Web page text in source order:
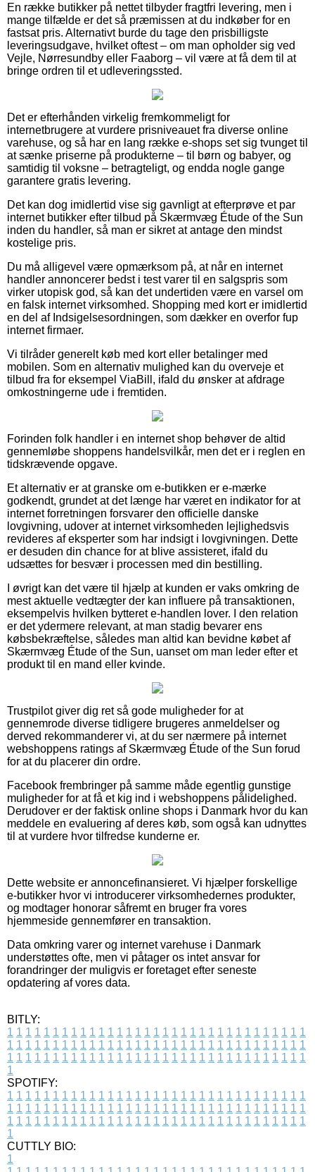
En række butikker på nettet tilbyder fragtfri levering, men i
mange tilfælde er det så præmissen at du indkøber for en
fastsat pris. Alternativt burde du tage den prisbilligste
leveringsudgave, hvilket oftest – om man opholder sig ved
Vejle, Nørresundby eller Faaborg – vil være at få dem til at
bringe ordren til et udleveringssted.
Det er efterhånden virkelig fremkommeligt for
internetbrugere at vurdere prisniveauet fra diverse online
varehuse, og så har en lang række e-shops set sig tvunget til
at sænke priserne på produkterne – til børn og babyer, og
samtidig til voksne – betragteligt, og endda nogle gange
garantere gratis levering.
Det kan dog imidlertid vise sig gavnligt at efterprøve et par
internet butikker efter tilbud på Skærmvæg Étude of the Sun
inden du handler, så man er sikret at antage den mindst
kostelige pris.
Du må alligevel være opmærksom på, at når en internet
handler annoncerer bedst i test varer til en salgspris som
virker utopisk god, så kan det undertiden være en varsel om
en falsk internet virksomhed. Shopping med kort er imidlertid
en del af Indsigelsesordningen, som dækker en overfor fup
internet firmaer.
Vi tilråder generelt køb med kort eller betalinger med
mobilen. Som en alternativ mulighed kan du overveje et
tilbud fra for eksempel ViaBill, ifald du ønsker at afdrage
omkostningerne ude i fremtiden.
Forinden folk handler i en internet shop behøver de altid
gennemløbe shoppens handelsvilkår, men det er i reglen en
tidskrævende opgave.
Et alternativ er at granske om e-butikken er e-mærke
godkendt, grundet at det længe har været en indikator for at
internet forretningen forsvarer den officielle danske
lovgivning, udover at internet virksomheden lejlighedsvis
revideres af eksperter som har indsigt i lovgivningen. Dette
er desuden din chance for at blive assisteret, ifald du
udsættes for besvær i processen med din bestilling.
I øvrigt kan det være til hjælp at kunden er vaks omkring de
mest aktuelle vedtægter der kan influere på transaktionen,
eksempelvis hvilken bytteret e-handlen lover. I den relation
er det ydermere relevant, at man stadig bevarer ens
købsbekræftelse, således man altid kan bevidne købet af
Skærmvæg Étude of the Sun, uanset om man leder efter et
produkt til en mand eller kvinde.
Trustpilot giver dig ret så gode muligheder for at
gennemrode diverse tidligere brugeres anmeldelser og
derved rekommanderer vi, at du ser nærmere på internet
webshoppens ratings af Skærmvæg Étude of the Sun forud
for at du placerer din ordre.
Facebook frembringer på samme måde egentlig gunstige
muligheder for at få et kig ind i webshoppens pålidelighed.
Derudover er der faktisk online shops i Danmark hvor du kan
meddele en evaluering af deres køb, som også kan udnyttes
til at vurdere hvor tilfredse kunderne er.
Dette website er annoncefinansieret. Vi hjælper forskellige
e-butikker hvor vi introducerer virksomhedernes produkter,
og modtager honorar såfremt en bruger fra vores
hjemmeside gennemfører en transaktion.
Data omkring varer og internet varehuse i Danmark
understøttes ofte, men vi påtager os intet ansvar for
forandringer der muligvis er foretaget efter seneste
opdatering af vores data.
BITLY:
1 1 1 1 1 1 1 1 1 1 1 1 1 1 1 1 1 1 1 1 1 1 1 1 1 1 1 1 1 1 1 1 1
1 1 1 1 1 1 1 1 1 1 1 1 1 1 1 1 1 1 1 1 1 1 1 1 1 1 1 1 1 1 1 1 1
1 1 1 1 1 1 1 1 1 1 1 1 1 1 1 1 1 1 1 1 1 1 1 1 1 1 1 1 1 1 1 1 1
1
SPOTIFY:
1 1 1 1 1 1 1 1 1 1 1 1 1 1 1 1 1 1 1 1 1 1 1 1 1 1 1 1 1 1 1 1 1
1 1 1 1 1 1 1 1 1 1 1 1 1 1 1 1 1 1 1 1 1 1 1 1 1 1 1 1 1 1 1 1 1
1 1 1 1 1 1 1 1 1 1 1 1 1 1 1 1 1 1 1 1 1 1 1 1 1 1 1 1 1 1 1 1 1
1
CUTTLY BIO:
1